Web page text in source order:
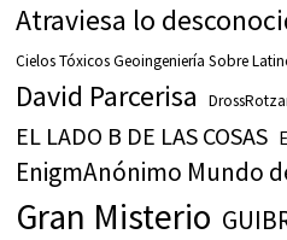
Atraviesa lo
Cielos Tóxicos Geoingeniería Sobre
David Parcerisa
EL LADO B DE LAS COSAS
EnigmAnónimo Mundo
Gran Misterio